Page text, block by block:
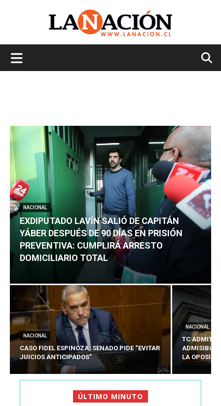
NACIONAL
EXDIPUTADO LAVÍN SALIÓ DE CAPITÁN
YÁBER DESPUÉS DE 90 DÍAS EN PRISIÓN
PREVENTIVA: CUMPLIRÁ ARRESTO
DOMICILIARIO TOTAL
NACIONAL
CASO FIDEL ESPINOZA: SENADO PIDE “EVITAR
JUICIOS ANTICIPADOS”
NACIONAL
TC ADMITE
ADMISIBLES
LA
ÚLTIMO MINUTO